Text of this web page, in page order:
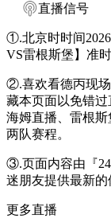
直播信号
①.北京时时间
VS雷根斯堡】准
②.喜欢看德丙现
藏本页面以免错
海姆直播、雷根斯
两队赛程。
③.页面内容由『
迷朋友提供最新的
更多直播